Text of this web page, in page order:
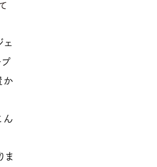
か
ん
ま